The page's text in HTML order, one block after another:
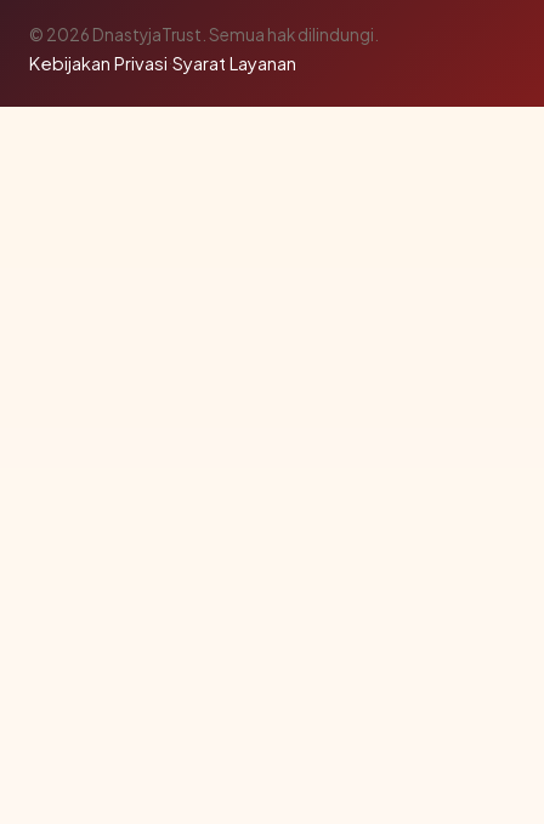
© 2026 DnastyjaTrust. Semua hak dilindungi.
Kebijakan Privasi·Syarat Layanan